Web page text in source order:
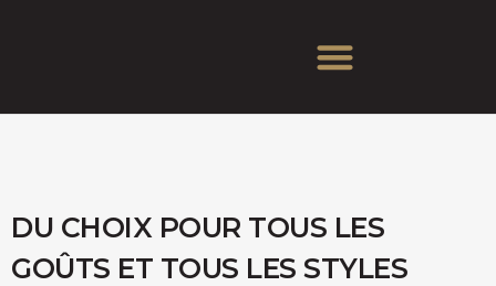
DU CHOIX POUR TOUS LES
GOÛTS ET TOUS LES STYLES